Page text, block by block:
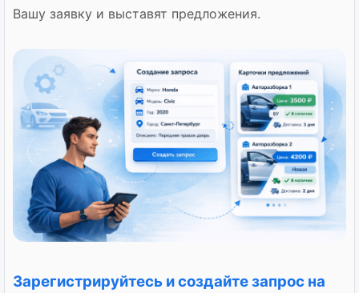
Вашу заявку и выставят предложения.
Зарегистрируйтесь и создайте запрос на